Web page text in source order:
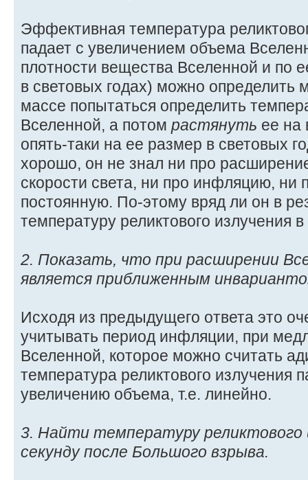
Эффективная температура
падает с увеличением объема
плотности вещества Вселенной и по
в световых годах) можно определить
массе попытаться определить
Вселенной, а потом растянуть ее на
опять-таки на ее размер в световых
хорошо, он не знал ни про
скорости света, ни про инфляцию, ни
постоянную. По-этому вряд ли он в
температуру реликтового излучения
2. Показать, что при расширении
является приближенным
Исходя из предыдущего ответа это
учитывать период инфляции, при
Вселенной, которое можно считать
температура реликтового излучения
увеличению объема, т.е. линейно.
3. Найти температуру реликтового
секунду после Большого взрыва.